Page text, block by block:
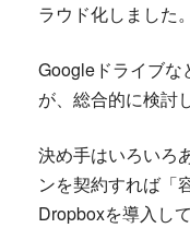
ラウド化しました。
Googleドライブな
が、総合的に検討
決め手はいろいろ
ンを契約すれば「
Dropboxを導入し